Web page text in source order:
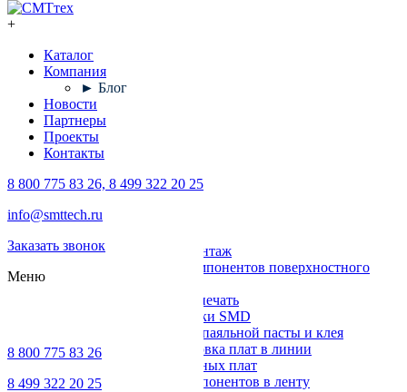
+
Каталог
Компания
► Блог
Новости
Партнеры
Проекты
Контакты
8 800 775 83 26, 8 499 322 20 25
info@smttech.ru
Заказать звонок
Меню
8 800 775 83 26
8 499 322 20 25
Поверхностный монтаж
Установка компонентов поверхностного
Трафаретная печать
Печи для пайки SMD
Дозирование паяльной пасты и клея
Транспортировка плат в линии
Ремонт печатных плат
Упаковка компонентов в ленту